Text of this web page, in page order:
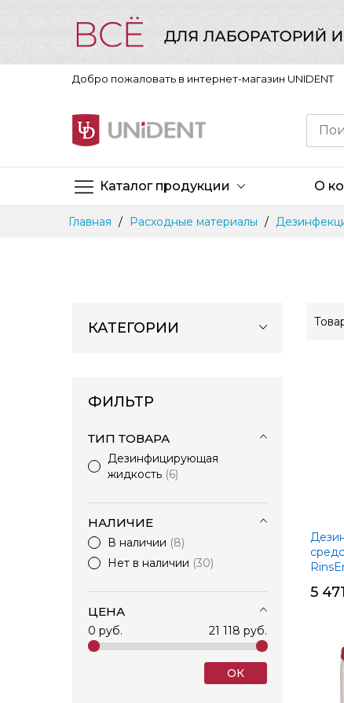
Добро пожаловать в интернет-магазин UNIDENT
Каталог продукции О
Главная Расходные материалы
5
КАТЕГОРИИ
ФИЛЬТР
ТИП ТОВАРА
Дезинфицирующая
жидкость 6
НАЛИЧИЕ
В наличии
8
Нет в наличии 30
ЦЕНА
0 руб. 21 118 руб.
ОК